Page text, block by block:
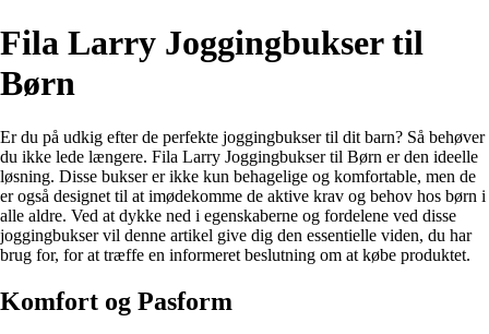
Fila Larry Joggingbukser til
Børn
Er du på udkig efter de perfekte joggingbukser til dit barn? Så behøver
du ikke lede længere. Fila Larry Joggingbukser til Børn er den ideelle
løsning. Disse bukser er ikke kun behagelige og komfortable, men de
er også designet til at imødekomme de aktive krav og behov hos børn i
alle aldre. Ved at dykke ned i egenskaberne og fordelene ved disse
joggingbukser vil denne artikel give dig den essentielle viden, du har
brug for, for at træffe en informeret beslutning om at købe produktet.
Komfort og Pasform